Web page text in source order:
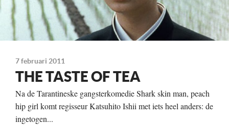
7 februari 2011
THE TASTE OF TEA
Na de Tarantineske gangsterkomedie Shark skin man, peach
hip girl komt regisseur Katsuhito Ishii met iets heel anders: de
ingetogen...